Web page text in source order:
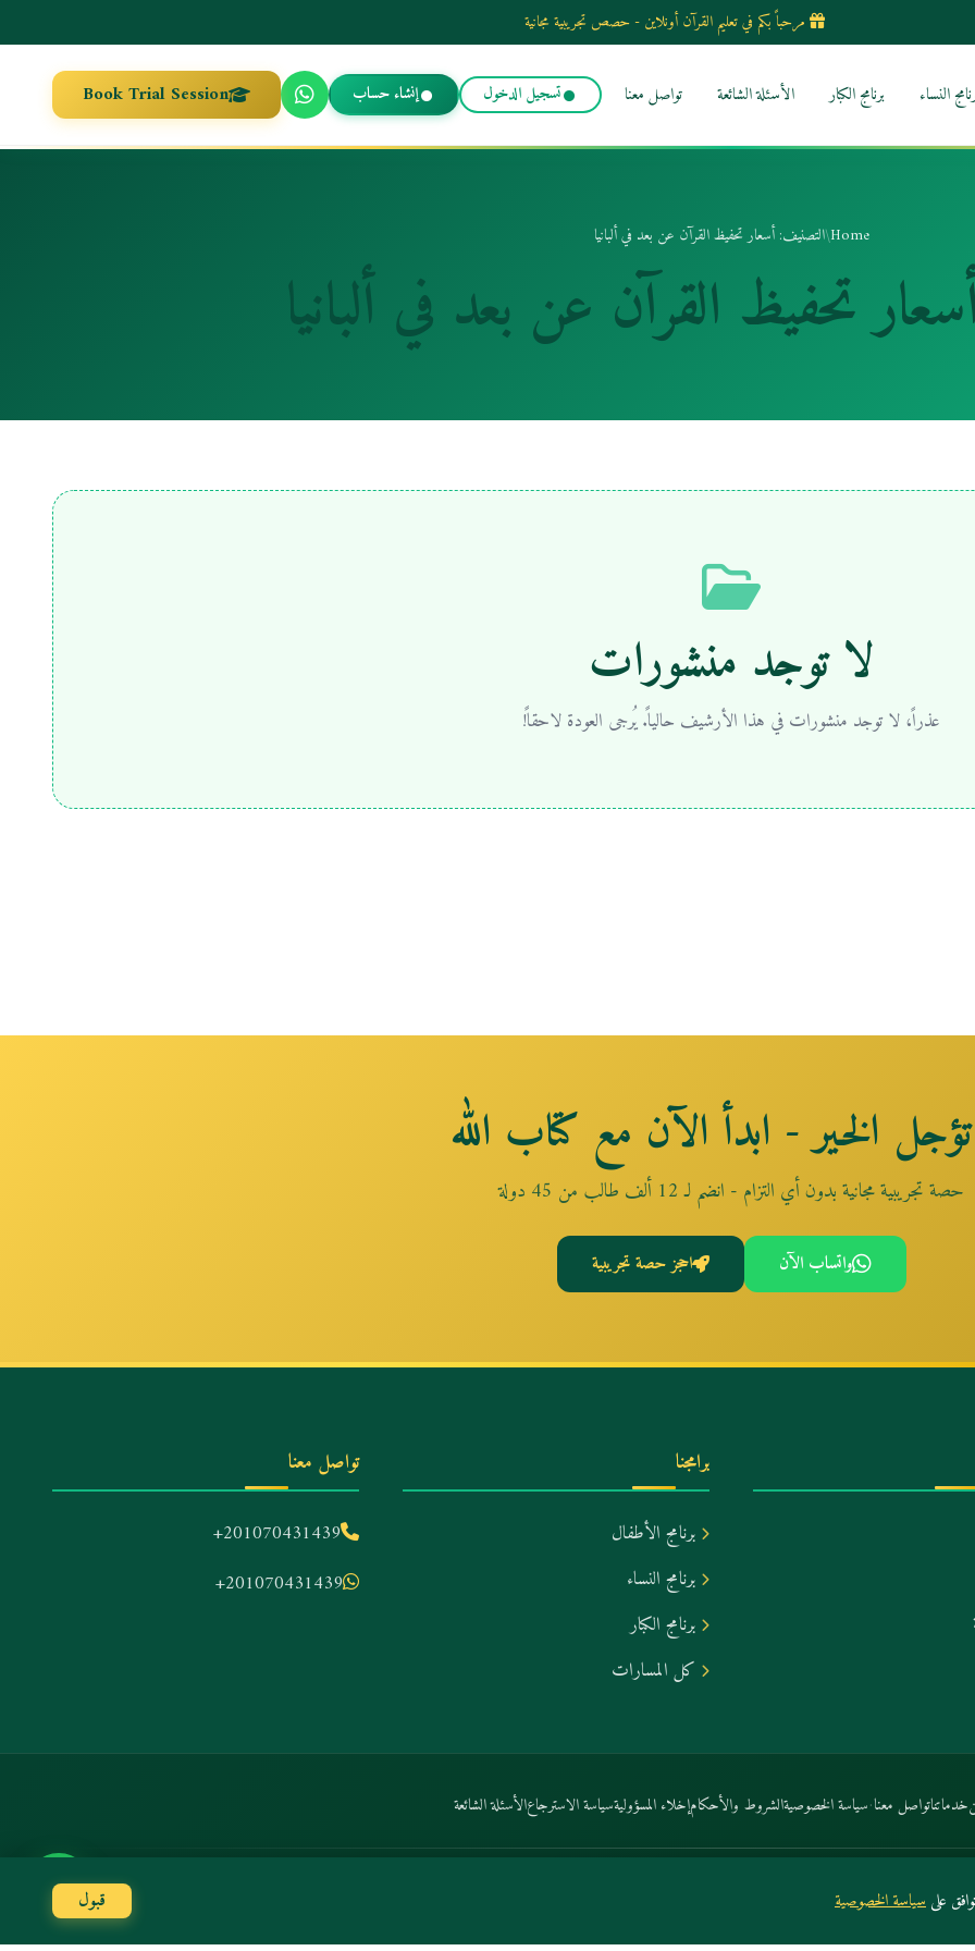
مرحباً بكم في تعليم القرآن أونلاين - حصص تجريبية مجانية
النساء برنامج الكبار الأسئلة الشائعة تواصل معنا تسجيل الدخول إنشاء حساب Book Trial Session
Home
/التصنيف: أسعار تحفيظ القرآن عن بعد في ألبانيا
تحفيظ القرآن عن بعد في ألبانيا
لا توجد منشورات
عذراً، لا توجد منشورات في هذا الأرشيف حالياً. يُرجى العودة لاحقاً!
الخير - ابدأ الآن مع كتاب الله
حصة تجريبية مجانية بدون أي التزام - انضم لـ 12 ألف طالب من 45 دولة
واتساب الآن احجز حصة تجريبية
برامجنا
برنامج الأطفال
برنامج النساء
برنامج الكبار
كل المسارات
تواصل معنا
+201070431439
+201070431439
خدماتناتواصل معنا·سياسة الخصوصيةالشروط والأحكامإخلاء المسؤوليةسياسة الاسترجاعالأسئلة الشائعة
Amex
Stripe علىسياسة الخصوصية قبول